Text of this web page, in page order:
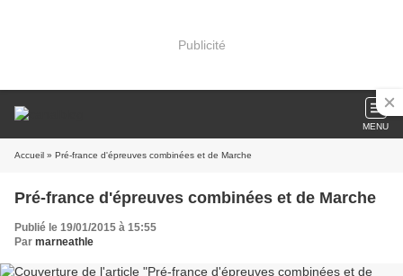
Publicité
MENU
Accueil » Pré-france d'épreuves combinées et de Marche
Pré-france d'épreuves combinées et de Marche
Publié le 19/01/2015 à 15:55
Par marneathle